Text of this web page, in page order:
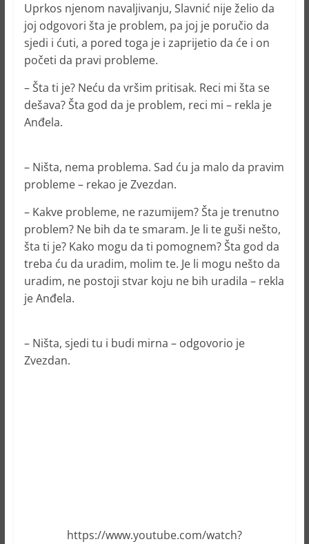
Uprkos njenom navaljivanju, Slavnić nije želio da
joj odgovori šta je problem, pa joj je poručio da
sjedi i ćuti, a pored toga je i zaprijetio da će i on
početi da pravi probleme.
– Šta ti je? Neću da vršim pritisak. Reci mi šta se
dešava? Šta god da je problem, reci mi – rekla je
Anđela.
– Ništa, nema problema. Sad ću ja malo da pravim
probleme – rekao je Zvezdan.
– Kakve probleme, ne razumijem? Šta je trenutno
problem? Ne bih da te smaram. Je li te guši nešto,
šta ti je? Kako mogu da ti pomognem? Šta god da
treba ću da uradim, molim te. Je li mogu nešto da
uradim, ne postoji stvar koju ne bih uradila – rekla
je Anđela.
– Ništa, sjedi tu i budi mirna – odgovorio je
Zvezdan.
https://www.youtube.com/watch?